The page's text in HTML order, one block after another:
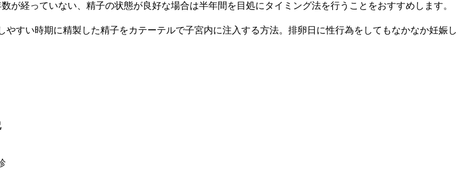
が経っていない、精子の状態が良好な場合は半年間を目処にタイミング法を行うことをおすすめします。
すい時期に精製した精子をカテーテルで子宮内に注入する方法。排卵日に性行為をしてもなかなか妊娠し